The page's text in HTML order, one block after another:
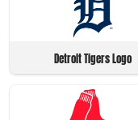
Detroit Tigers Logo